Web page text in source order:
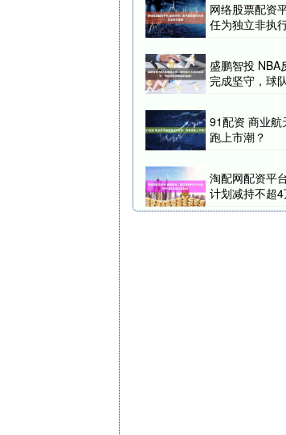
网络股票配资
任为独立非执
盛鹏智投 NBA
完成坚守，球
91配资 商业航
跑上市潮？
淘配网配资平
计划减持不超